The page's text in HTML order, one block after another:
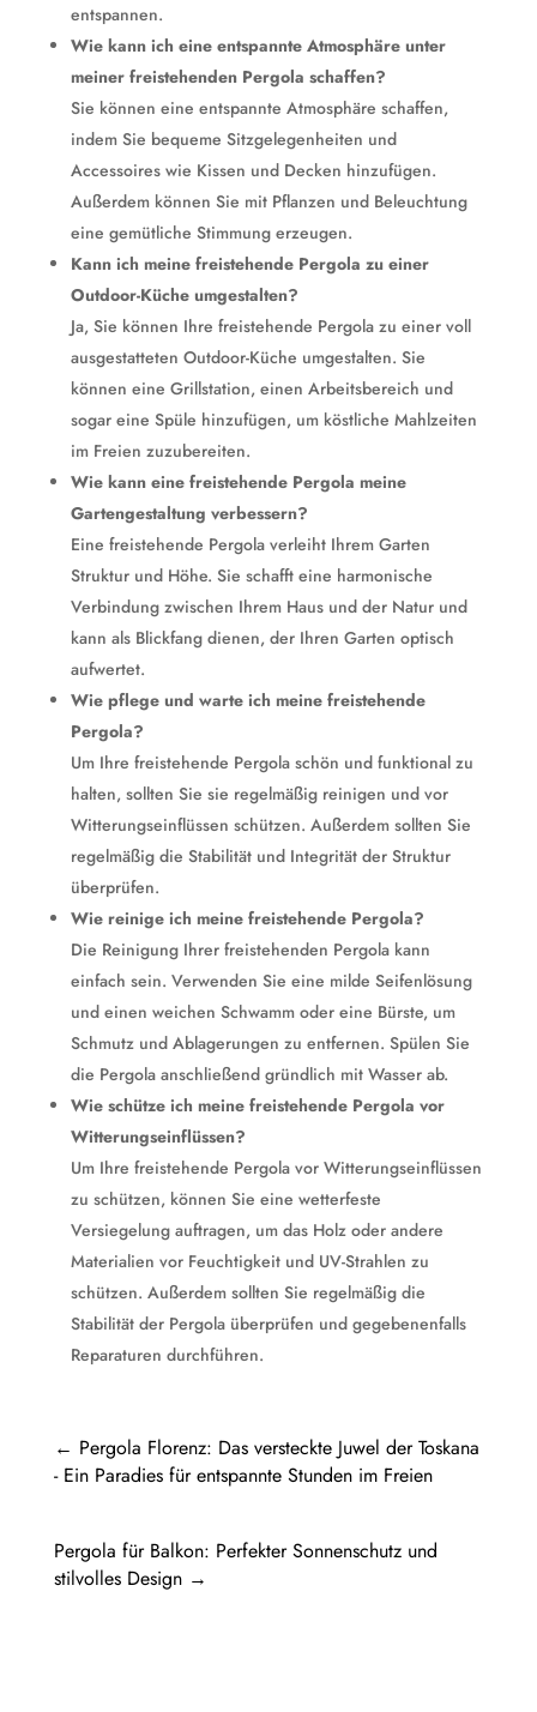
entspannen.
Wie kann ich eine entspannte Atmosphäre unter
meiner freistehenden Pergola schaffen?
Sie können eine entspannte Atmosphäre schaffen,
indem Sie bequeme Sitzgelegenheiten und
Accessoires wie Kissen und Decken hinzufügen.
Außerdem können Sie mit Pflanzen und Beleuchtung
eine gemütliche Stimmung erzeugen.
Kann ich meine freistehende Pergola zu einer
Outdoor-Küche umgestalten?
Ja, Sie können Ihre freistehende Pergola zu einer voll
ausgestatteten Outdoor-Küche umgestalten. Sie
können eine Grillstation, einen Arbeitsbereich und
sogar eine Spüle hinzufügen, um köstliche Mahlzeiten
im Freien zuzubereiten.
Wie kann eine freistehende Pergola meine
Gartengestaltung verbessern?
Eine freistehende Pergola verleiht Ihrem Garten
Struktur und Höhe. Sie schafft eine harmonische
Verbindung zwischen Ihrem Haus und der Natur und
kann als Blickfang dienen, der Ihren Garten optisch
aufwertet.
Wie pflege und warte ich meine freistehende
Pergola?
Um Ihre freistehende Pergola schön und funktional zu
halten, sollten Sie sie regelmäßig reinigen und vor
Witterungseinflüssen schützen. Außerdem sollten Sie
regelmäßig die Stabilität und Integrität der Struktur
überprüfen.
Wie reinige ich meine freistehende Pergola?
Die Reinigung Ihrer freistehenden Pergola kann
einfach sein. Verwenden Sie eine milde Seifenlösung
und einen weichen Schwamm oder eine Bürste, um
Schmutz und Ablagerungen zu entfernen. Spülen Sie
die Pergola anschließend gründlich mit Wasser ab.
Wie schütze ich meine freistehende Pergola vor
Witterungseinflüssen?
Um Ihre freistehende Pergola vor Witterungseinflüssen
zu schützen, können Sie eine wetterfeste
Versiegelung auftragen, um das Holz oder andere
Materialien vor Feuchtigkeit und UV-Strahlen zu
schützen. Außerdem sollten Sie regelmäßig die
Stabilität der Pergola überprüfen und gegebenenfalls
Reparaturen durchführen.
← Pergola Florenz: Das versteckte Juwel der Toskana
- Ein Paradies für entspannte Stunden im Freien
Pergola für Balkon: Perfekter Sonnenschutz und
stilvolles Design→